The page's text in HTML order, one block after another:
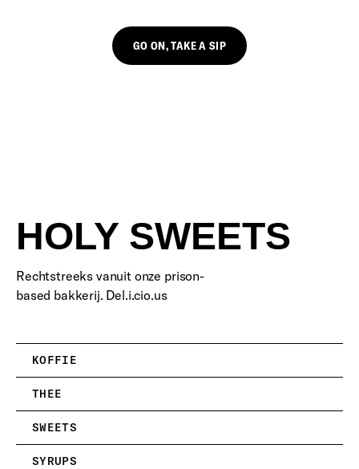
GO ON, TAKE A SIP
HOLY SWEETS
Rechtstreeks vanuit onze prison-
based bakkerij. Del.i.cio.us
KOFFIE
THEE
SWEETS
SYRUPS